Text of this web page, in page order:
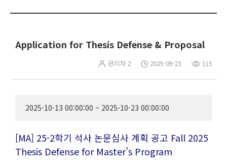
Application for Thesis Defense & Proposal
관리자 2 2025-09-23 115
2025-10-13 00:00:00 ~ 2025-10-23 00:00:00
[MA] 25-2학기 석사 논문심사 계획 공고 Fall 2025
Thesis Defense for Master’s Program